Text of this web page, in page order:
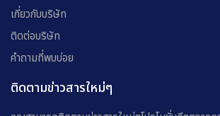
เกี่ยวกับบริษัท
ติดต่อบริษัท
คำถามที่พบบ่อย
ติดตามข่าวสารใหม่ๆ